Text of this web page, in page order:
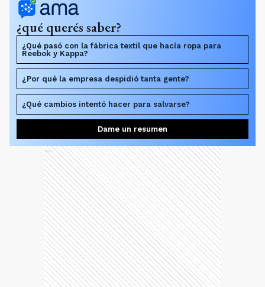
¿qué querés saber?
¿Qué pasó con la fábrica textil que hacía ropa para
Reebok y Kappa?
¿Por qué la empresa despidió tanta gente?
¿Qué cambios intentó hacer para salvarse?
Dame un resumen
Ads